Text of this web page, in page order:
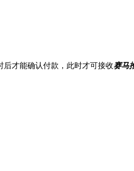
后才能确认付款，此时才可接收赛马